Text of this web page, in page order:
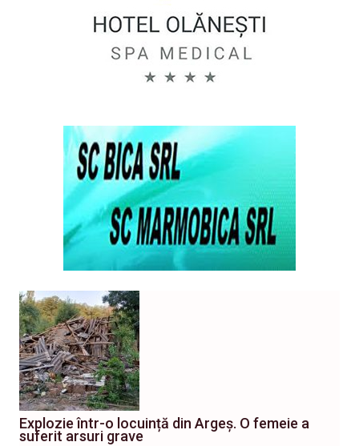
Explozie într-o locuință din Argeș. O femeie a
suferit arsuri grave